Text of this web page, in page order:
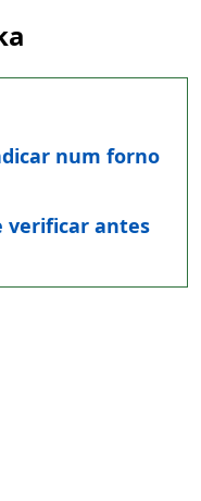
num forno
verificar antes